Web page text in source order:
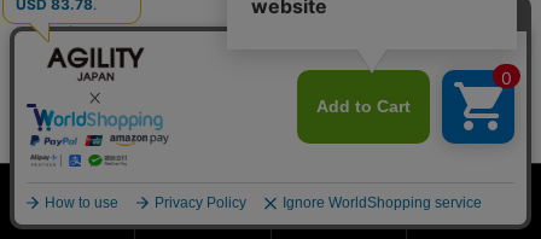
型番: 0343
ＪＡＮコード:
4517394152964/4517394152971/4517394152988/
4517394152995/4517394153008
外寸法: 幅175mm/ 奥行15mm/ 高さ100mm